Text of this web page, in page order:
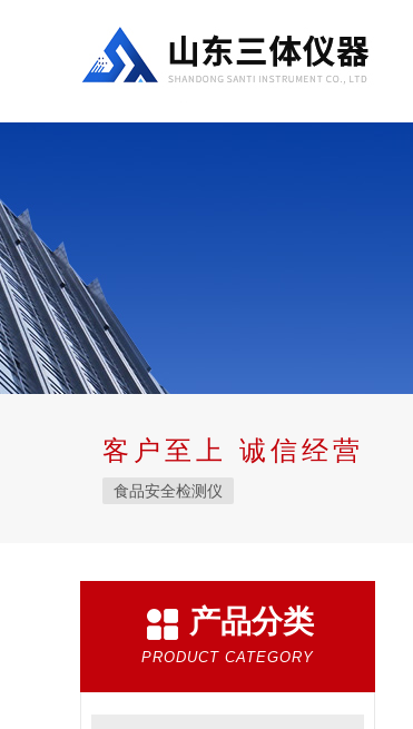
客户至上 诚信经营
食品安全检测仪
产品分类
PRODUCT CATEGORY